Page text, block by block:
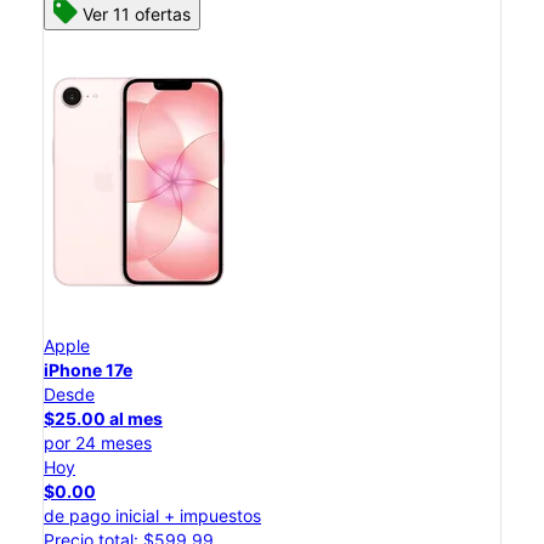
Ver 11 ofertas
Apple
iPhone 17e
Desde
$25.00 al mes
por 24 meses
Hoy
$0.00
de pago inicial + impuestos